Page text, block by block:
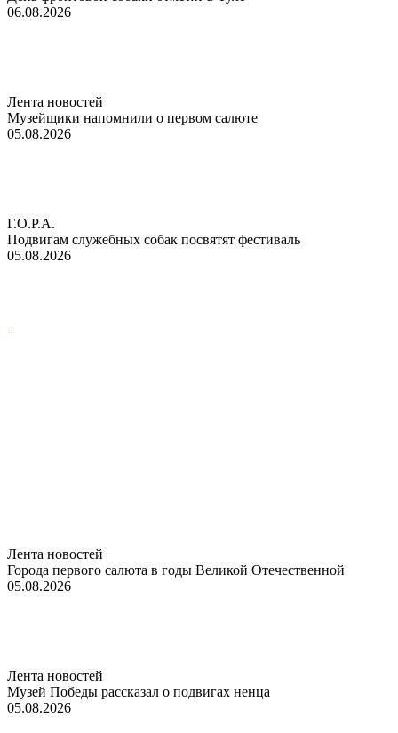
06.08.2026
Лента новостей
Музейщики напомнили о первом салюте
05.08.2026
Г.О.Р.А.
Подвигам служебных собак посвятят фестиваль
05.08.2026
Лента новостей
Города первого салюта в годы Великой Отечественной
05.08.2026
Лента новостей
Музей Победы рассказал о подвигах ненца
05.08.2026